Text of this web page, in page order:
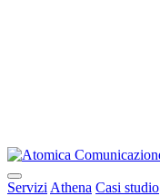
Servizi Athena Casi studio